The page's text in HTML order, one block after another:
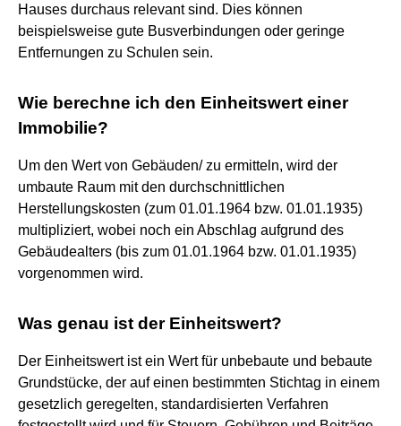
Hauses durchaus relevant sind. Dies können
beispielsweise gute Busverbindungen oder geringe
Entfernungen zu Schulen sein.
Wie berechne ich den Einheitswert einer
Immobilie?
Um den Wert von Gebäuden/ zu ermitteln, wird der
umbaute Raum mit den durchschnittlichen
Herstellungskosten (zum 01.01.1964 bzw. 01.01.1935)
multipliziert, wobei noch ein Abschlag aufgrund des
Gebäudealters (bis zum 01.01.1964 bzw. 01.01.1935)
vorgenommen wird.
Was genau ist der Einheitswert?
Der Einheitswert ist ein Wert für unbebaute und bebaute
Grundstücke, der auf einen bestimmten Stichtag in einem
gesetzlich geregelten, standardisierten Verfahren